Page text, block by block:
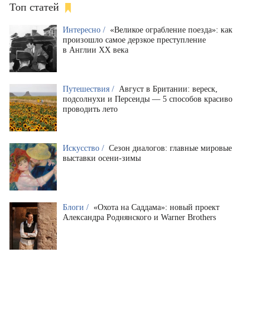
Топ статей
Интересно / «Великое ограбление поезда»: как
произошло самое дерзкое преступление
в Англии XX века
Путешествия / Август в Британии: вереск,
подсолнухи и Персеиды — 5 способов красиво
проводить лето
Искусство / Сезон диалогов: главные мировые
выставки осени-зимы
Блоги / «Охота на Саддама»: новый проект
Александра Роднянского и Warner Brothers